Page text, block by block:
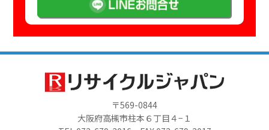
〒569-0844
大阪府高槻市柱本６丁目４−１